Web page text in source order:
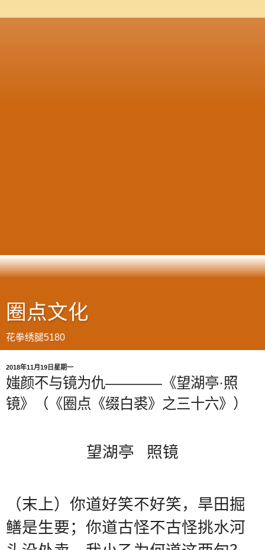
圈点文化
花拳绣腿5180
2018年11月19日星期一
媸颜不与镜为仇————《望湖亭·照
镜》（《圈点《缀白裘》之三十六》）
望湖亭 照镜
（末上）你道好笑不好笑，旱田掘
鳝是生要；你道古怪不古怪挑水河